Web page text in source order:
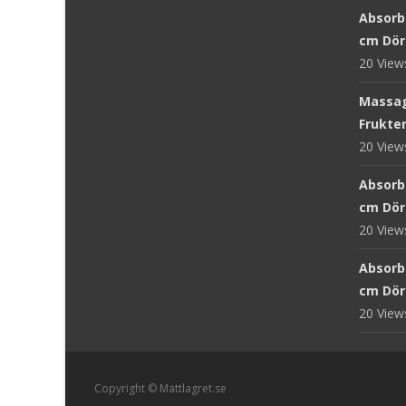
cm
20
20
cm
20
cm
20
Copyright © Mattlagret.se